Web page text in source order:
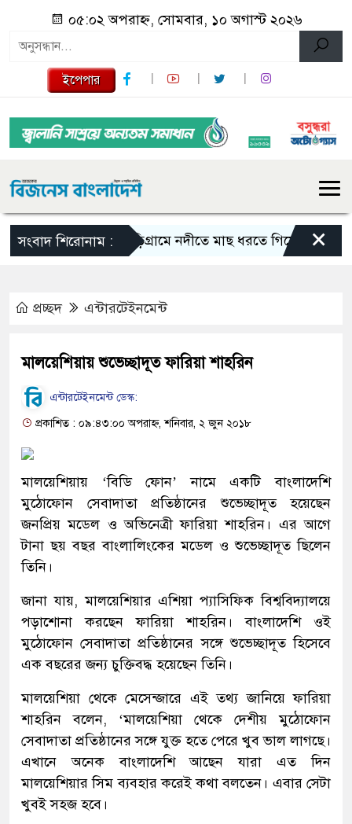
০৫:০২ অপরাহ্ন, সোমবার, ১০ অগাস্ট ২০২৬
ইপেপার
সংবাদ শিরোনাম :কুুড়িগ্রা‌মে নদীতে মাছ ধরতে গিয়ে ×
প্রচ্ছদ এন্টারটেইনমেন্ট
মালয়েশিয়ায় শুভেচ্ছাদূত ফারিয়া শাহরিন
এন্টারটেইনমেন্ট ডেস্ক:
প্রকাশিত : ০৯:৪৩:০০ অপরাহ্ন, শনিবার, ২ জুন ২০১৮
মালয়েশিয়ায় ‘বিডি ফোন’ নামে একটি বাংলাদেশি
মুঠোফোন সেবাদাতা প্রতিষ্ঠানের শুভেচ্ছাদূত হয়েছেন
জনপ্রিয় মডেল ও অভিনেত্রী ফারিয়া শাহরিন। এর আগে
টানা ছয় বছর বাংলালিংকের মডেল ও শুভেচ্ছাদূত ছিলেন
তিনি।
জানা যায়, মালয়েশিয়ার এশিয়া প্যাসিফিক বিশ্ববিদ্যালয়ে
পড়াশোনা করছেন ফারিয়া শাহরিন। বাংলাদেশি ওই
মুঠোফোন সেবাদাতা প্রতিষ্ঠানের সঙ্গে শুভেচ্ছাদূত হিসেবে
এক বছরের জন্য চুক্তিবদ্ধ হয়েছেন তিনি।
মালয়েশিয়া থেকে মেসেন্জারে এই তথ্য জানিয়ে ফারিয়া
শাহরিন বলেন, ‘মালয়েশিয়া থেকে দেশীয় মুঠোফোন
সেবাদাতা প্রতিষ্ঠানের সঙ্গে যুক্ত হতে পেরে খুব ভাল লাগছে।
এখানে অনেক বাংলাদেশি আছেন যারা এত দিন
মালয়েশিয়ার সিম ব্যবহার করেই কথা বলতেন। এবার সেটা
খুবই সহজ হবে।